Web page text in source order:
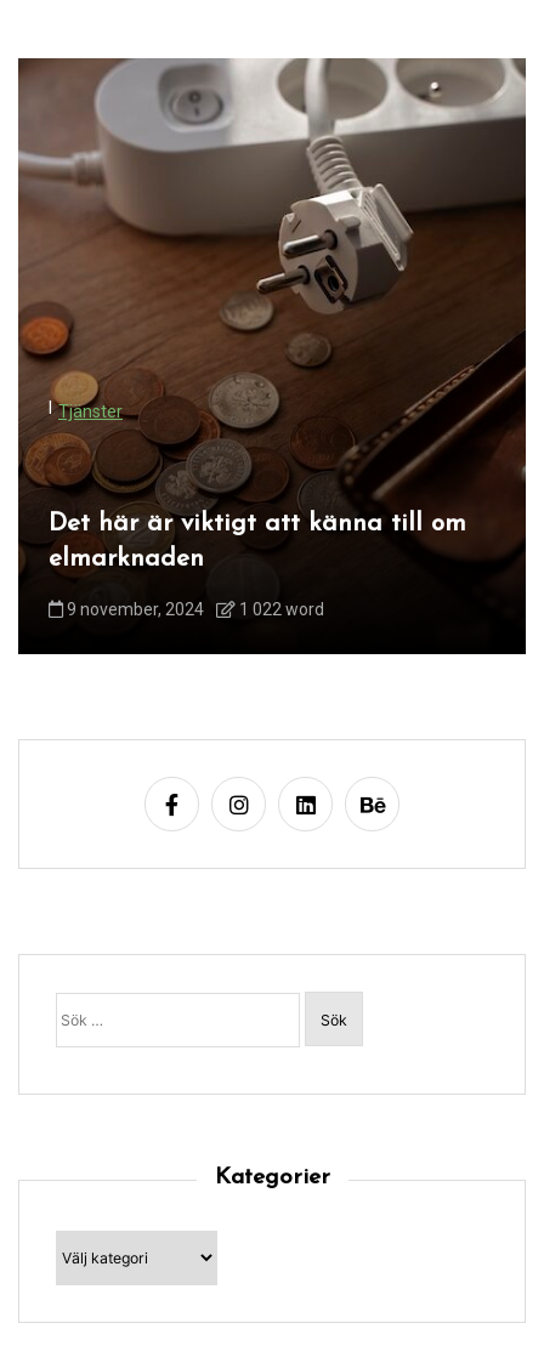
Tjänster
Det här är viktigt att känna till om
elmarknaden
9 november, 2024 1 022 word
Sök
efter:
Kategorier
Kategorier